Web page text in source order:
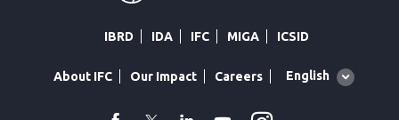
IBRD IDA IFC MIGA ICSID
About IFC Our Impact Careers
Global
English